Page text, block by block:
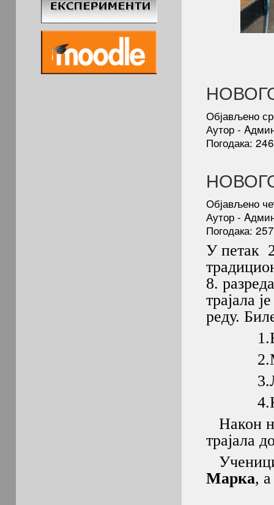
Објављено
Аутор -
Погодака:
Објављено
Аутор -
Погодака:
У петак
8.
трајала
реду.
Након
трајала
Марка,